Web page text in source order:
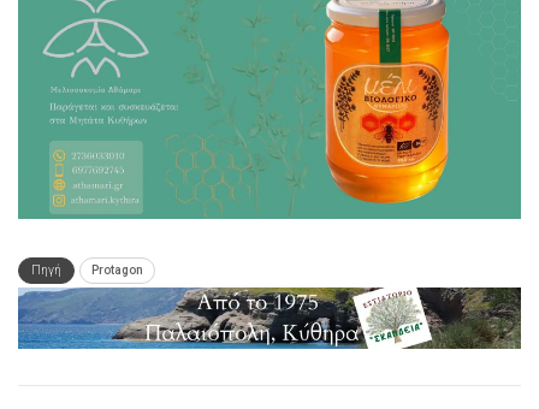
Πηγή Protagon